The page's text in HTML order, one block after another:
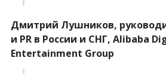
Дмитрий Лушников,
и PR в России и СНГ, Alibaba
Entertainment Group